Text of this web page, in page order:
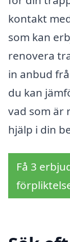
kontakt
som kan
renovera
in anbud
du kan
vad som är
hjälp i din
Få 3